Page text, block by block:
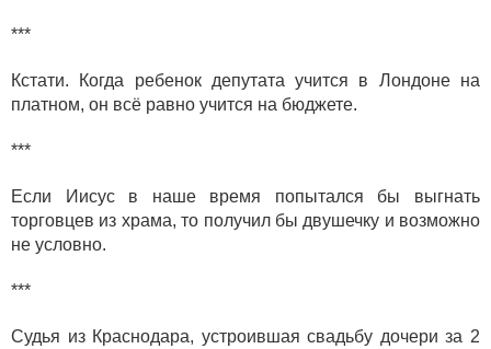
***
Кстати. Когда ребенок депутата учится в Лондоне на
платном, он всё равно учится на бюджете.
***
Если Иисус в наше время попытался бы выгнать
торговцев из храма, то получил бы двушечку и возможно
не условно.
***
Судья из Краснодара, устроившая свадьбу дочери за 2